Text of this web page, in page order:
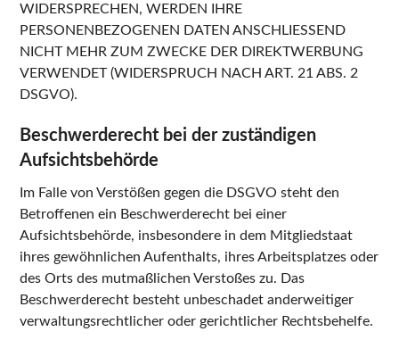
WIDERSPRECHEN, WERDEN IHRE
PERSONENBEZOGENEN DATEN ANSCHLIESSEND
NICHT MEHR ZUM ZWECKE DER DIREKTWERBUNG
VERWENDET (WIDERSPRUCH NACH ART. 21 ABS. 2
DSGVO).
Beschwerderecht bei der zuständigen
Aufsichtsbehörde
Im Falle von Verstößen gegen die DSGVO steht den
Betroffenen ein Beschwerderecht bei einer
Aufsichtsbehörde, insbesondere in dem Mitgliedstaat
ihres gewöhnlichen Aufenthalts, ihres Arbeitsplatzes oder
des Orts des mutmaßlichen Verstoßes zu. Das
Beschwerderecht besteht unbeschadet anderweitiger
verwaltungsrechtlicher oder gerichtlicher Rechtsbehelfe.